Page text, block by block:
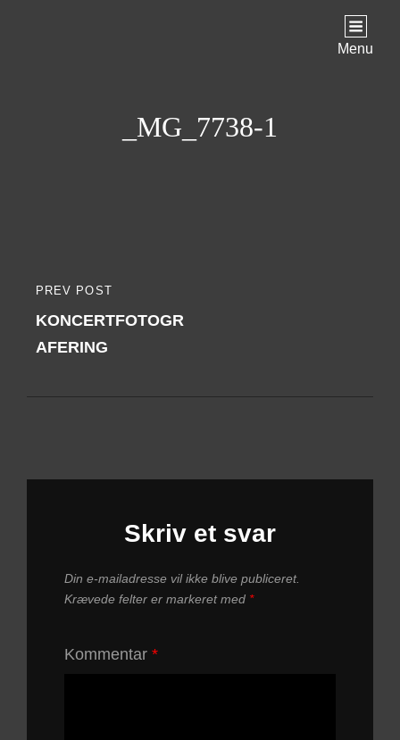
Menu
_MG_7738-1
Indlægsnavigation
PREVIOUS
POST
PREV POST
KONCERTFOTOGR
AFERING
Skriv et svar
Din e-mailadresse vil ikke blive publiceret.
Krævede felter er markeret med *
Kommentar *